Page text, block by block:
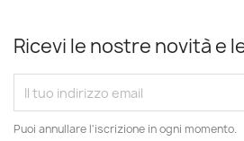
Ricevi le nostre novità e
Puoi annullare l'iscrizione in ogni momento.